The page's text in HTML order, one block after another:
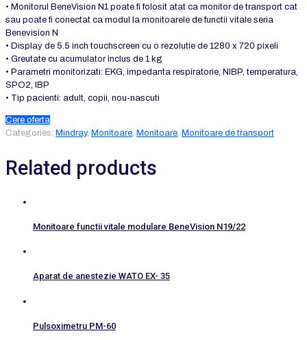
• Monitorul BeneVision N1 poate fi folosit atat ca monitor de transport cat
sau poate fi conectat ca modul la monitoarele de functii vitale seria
Benevision N
• Display de 5.5 inch touchscreen cu o rezolutie de 1280 x 720 pixeli
• Greutate cu acumulator inclus de 1 kg
• Parametri monitorizati: EKG, impedanta respiratorie, NIBP, temperatura,
SPO2, IBP
• Tip pacienti: adult, copii, nou-nascuti
Cere oferta
Categories: Mindray, Monitoare, Monitoare, Monitoare de transport
Related products
Monitoare functii vitale modulare BeneVision N19/22
Aparat de anestezie WATO EX- 35
Pulsoximetru PM-60